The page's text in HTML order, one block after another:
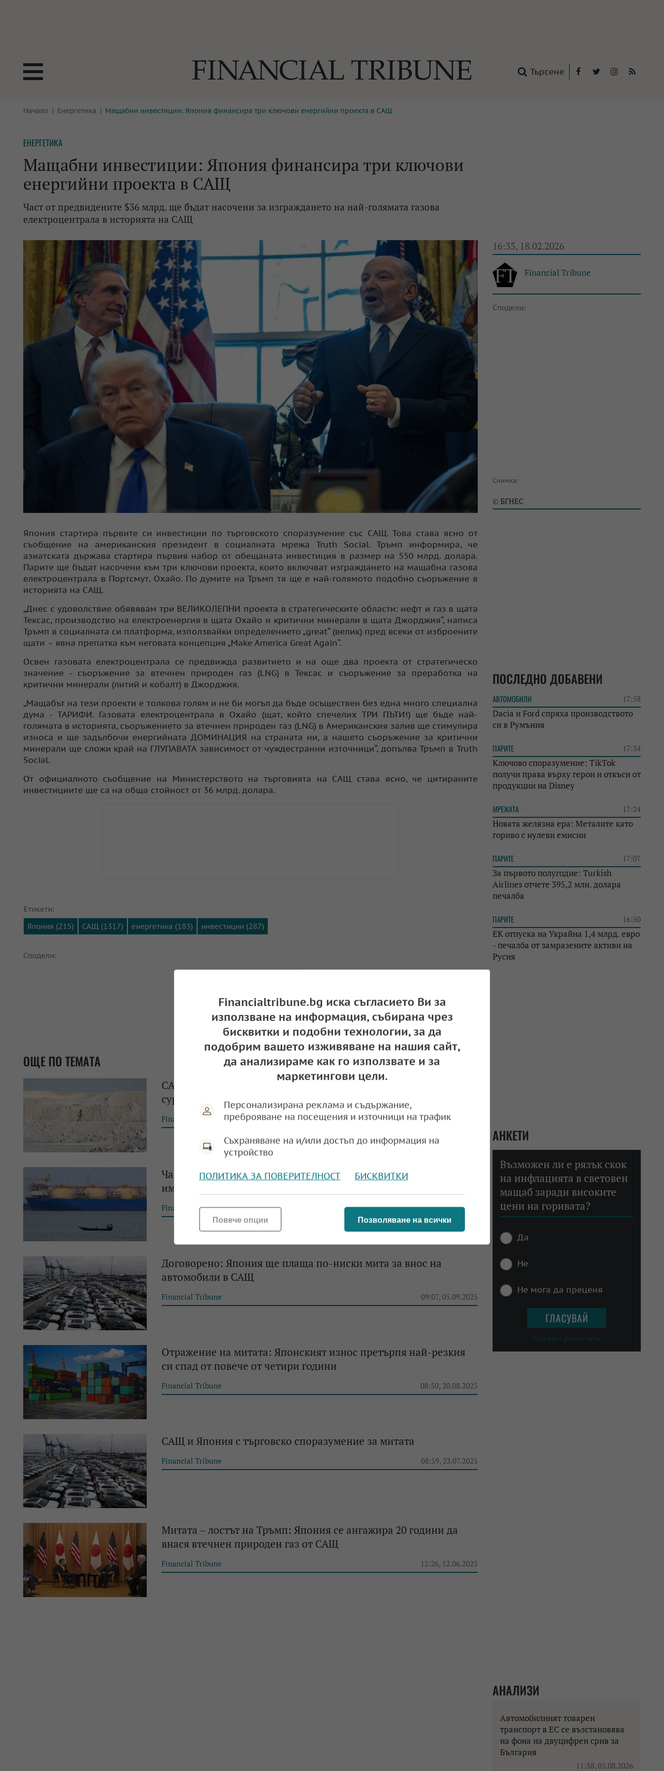
Търсене
БОРСИ
КРИПТО
БАНКИ
ПАРИТЕ
ЗАСТРАХОВАНЕ
ЕНЕРГЕТИКА
ТЕХНОЛОГИИ
МРЕЖАТА
ИМОТИ
АВТОМОБИЛИ
МУЛТИМЕДИЯ
За нас Реклама
Начало Енергетика Мащабни инвестиции: Япония финансира три ключови енергийни проекта в САЩ
ЕНЕРГЕТИКА
Мащабни инвестиции: Япония финансира три ключови
енергийни проекта в САЩ
Част от предвидените $36 млрд. ще бъдат насочени за изграждането на най-голямата газова
електроцентрала в историята на САЩ
16:35, 18.02.2026
Financial Tribune
Сподели:
Снимка:
© БГНЕС
Япония стартира първите си инвестиции по търговското споразумение със САЩ. Това става ясно от
съобщение на американския президент в социалната мрежа Truth Social. Тръмп информира, че
азиатската държава стартира първия набор от обещаната инвестиция в размер на 550 млрд. долара.
Парите ще бъдат насочени към три ключови проекта, които включват изграждането на мащабна газова
електроцентрала в Портсмут, Охайо. По думите на Тръмп тя ще е най-голямото подобно съоръжение в
историята на САЩ.
„Днес с удоволствие обявявам три ВЕЛИКОЛЕПНИ проекта в стратегическите области: нефт и газ в щата
Тексас, производство на електроенергия в щата Охайо и критични минерали в щата Джорджия“, написа
Тръмп в социалната си платформа, използвайки определението „great“ (велик) пред всеки от изброените
щати – явна препатка към неговата концепция „Make America Great Again“.
Освен газовата електроцентрала се предвижда развитието и на още два проекта от стратегическо
значение - съоръжение за втечнен природен газ (LNG) в Тексас и съоръжение за преработка на
критични минерали (литий и кобалт) в Джорджия.
„Мащабът на тези проекти е толкова голям и не би могъл да бъде осъществен без една много специална
дума - ТАРИФИ. Газовата електроцентрала в Охайо (щат, който спечелих ТРИ ПЪТИ!) ще бъде най-
голямата в историята, съоръжението за втечнен природен газ (LNG) в Американския залив ще стимулира
износа и ще задълбочи енергийната ДОМИНАЦИЯ на страната ни, а нашето съоръжение за критични
минерали ще сложи край на ГЛУПАВАТА зависимост от чуждестранни източници“, допълва Тръмп в Truth
Social.
От официалното съобщение на Министерството на търговията на САЩ става ясно, че цитираните
инвестициите ще са на обща стойност от 36 млрд. долара.
Етикети:
Япония (215)
САЩ (1317) енергетика (183) инвестиции (287)
Сподели:
ОЩЕ ПО ТЕМАТА
САЩ и Япония подписаха споразумение за редкоземните
суровини
Financial Tribune 08:50, 28.10.2025
Част от търговското споразумение със САЩ: Японската JERA
има намерение да внася LNG от Аляска
Financial Tribune 10:04, 11.09.2025
Договорено: Япония ще плаща по-ниски мита за внос на
автомобили в САЩ
Financial Tribune 09:07, 05.09.2025
Отражение на митата: Японският износ претърпя най-резкия
си спад от повече от четири години
Financial Tribune 08:50, 20.08.2025
САЩ и Япония с търговско споразумение за митата
Financial Tribune 08:59, 23.07.2025
Митата – лостът на Тръмп: Япония се ангажира 20 години да
внася втечнен природен газ от САЩ
Financial Tribune 12:26, 12.06.2025
ПОСЛЕДНО ДОБАВЕНИ
АВТОМОБИЛИ 17:58
Dacia и Ford спряха производството
си в Румъния
ПАРИТЕ 17:34
Ключово споразумение: TikTok
получи права върху герои и откъси от
продукции на Disney
МРЕЖАТА 17:24
Новата желязна ера: Металите като
гориво с нулеви емисии
ПАРИТЕ 17:07
За първото полугодие: Turkish
Airlines отчете 395,2 млн. долара
печалба
ПАРИТЕ 16:50
ЕК отпуска на Украйна 1,4 млрд. евро
- печалба от замразените активи на
Русия
АНКЕТИ
Възможен ли е рязък скок
на инфлацията в световен
мащаб заради високите
цени на горивата?
Да
Не
Не мога да преценя
Покажи резултати
АНАЛИЗИ
Автомобилният товарен
транспорт в ЕС се възстановява
на фона на двуцифрен срив за
България
11:38, 05.08.2026
Financialtribune.bg иска съгласието Ви за
използване на информация, събирана чрез
бисквитки и подобни технологии, за да
подобрим вашето изживяване на нашия сайт,
да анализираме как го използвате и за
маркетингови цели.
Персонализирана реклама и съдържание,
преброяване на посещения и източници на трафик
Съхраняване на и/или достъп до информация на
устройство
ПОЛИТИКА ЗА ПОВЕРИТЕЛНОСТ БИСКВИТКИ
Позволяване на всички
Повече опции